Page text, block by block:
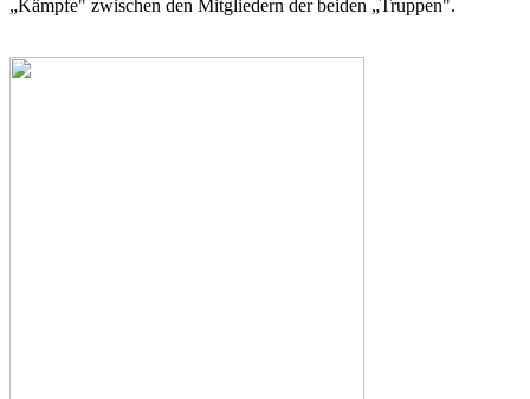
„Kämpfe" zwischen den Mitgliedern der beiden „Truppen".